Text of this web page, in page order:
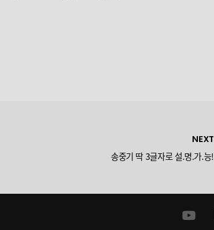
NEXT
송중기 딱 3글자로 설.명.가.능!